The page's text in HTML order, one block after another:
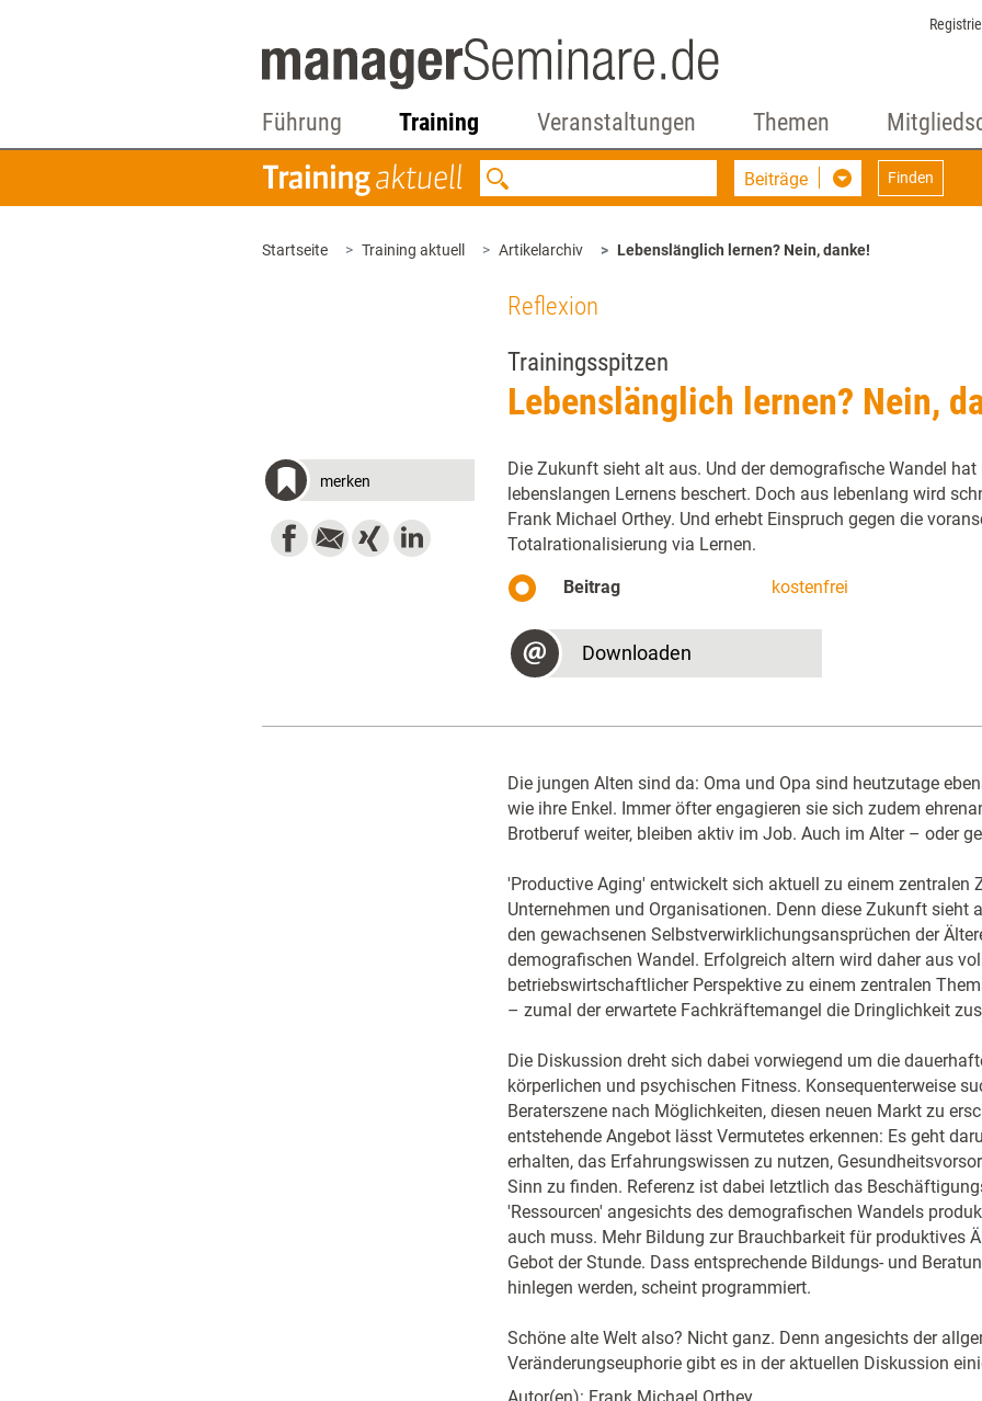
Führung Training Veranstaltungen Themen
Beiträge Finden
Startseite Training aktuell Artikelarchiv Lebenslänglich lernen? Nein, danke!
Reflexion
Trainingsspitzen
Lebenslänglich lernen? Nein,
merken
Die Zukunft sieht alt aus. Und der demografische Wandel
lebenslangen Lernens beschert. Doch aus lebenlang wird
Frank Michael Orthey. Und erhebt Einspruch gegen die
Totalrationalisierung via Lernen.
Beitrag kostenfrei
Downloaden
Die jungen Alten sind da: Oma und Opa sind heutzutage
wie ihre Enkel. Immer öfter engagieren sie sich zudem
Brotberuf weiter, bleiben aktiv im Job. Auch im Alter – oder
'Productive Aging' entwickelt sich aktuell zu einem zentralen
Unternehmen und Organisationen. Denn diese Zukunft sieht
den gewachsenen Selbstverwirklichungsansprüchen der
demografischen Wandel. Erfolgreich altern wird daher aus
betriebswirtschaftlicher Perspektive zu einem zentralen
– zumal der erwartete Fachkräftemangel die Dringlichkeit
Die Diskussion dreht sich dabei vorwiegend um die
körperlichen und psychischen Fitness. Konsequenterweise
Beraterszene nach Möglichkeiten, diesen neuen Markt zu
entstehende Angebot lässt Vermutetes erkennen: Es geht
erhalten, das Erfahrungswissen zu nutzen,
Sinn zu finden. Referenz ist dabei letztlich das
'Ressourcen' angesichts des demografischen Wandels
auch muss. Mehr Bildung zur Brauchbarkeit für produktives
Gebot der Stunde. Dass entsprechende Bildungs- und
hinlegen werden, scheint programmiert.
Schöne alte Welt also? Nicht ganz. Denn angesichts der
Veränderungseuphorie gibt es in der aktuellen Diskussion